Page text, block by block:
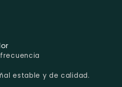
estable y de calidad.